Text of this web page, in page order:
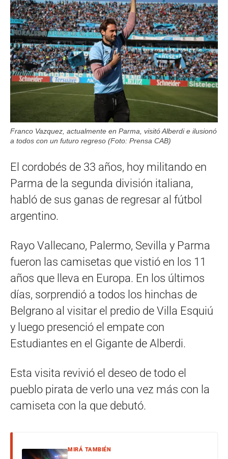
Franco Vazquez, actualmente en Parma, visitó Alberdi e ilusionó
a todos con un futuro regreso (Foto: Prensa CAB)
El cordobés de 33 años, hoy militando en
Parma de la segunda división italiana,
habló de sus ganas de regresar al fútbol
argentino.
Rayo Vallecano, Palermo, Sevilla y Parma
fueron las camisetas que vistió en los 11
años que lleva en Europa. En los últimos
días, sorprendió a todos los hinchas de
Belgrano al visitar el predio de Villa Esquiú
y luego presenció el empate con
Estudiantes en el Gigante de Alberdi.
Esta visita revivió el deseo de todo el
pueblo pirata de verlo una vez más con la
camiseta con la que debutó.
MIRÁ TAMBIÉN